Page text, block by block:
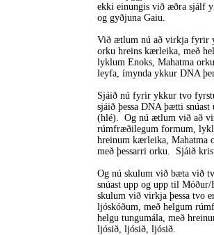
ekki einungis við æðra sjálf
og gyðjuna Gaiu.
Við ætlum nú að virkja fyrir
orku hreins kærleika, með
lyklum Enoks, Mahatma
leyfa, ímynda ykkur DNA
Sjáið nú fyrir ykkur tvo
sjáið þessa DNA þætti
(hlé). Og nú ætlum við að
rúmfræðilegum formum,
hreinum kærleika, Mahatma
með þessarri orku. Sjáið
Og nú skulum við bæta við
snúast upp og upp til
skulum við virkja þessa tvo
ljóskóðum, með helgum
helgu tungumála, með
ljósið, ljósið, ljósið.